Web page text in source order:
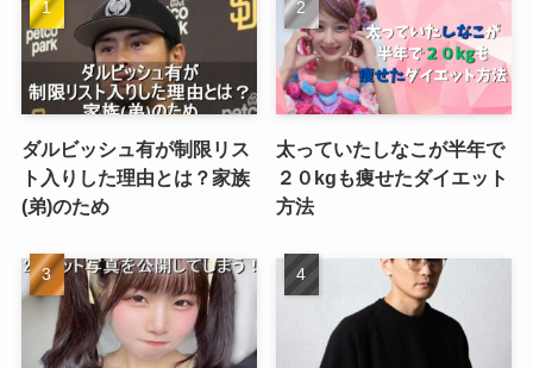
ダルビッシュ有が制限リス
ト入りした理由とは？家族
(弟)のため
太っていたしなこが半年で
２０kgも痩せたダイエット
方法